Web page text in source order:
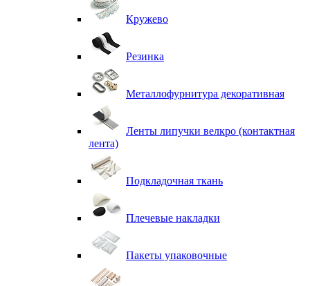
Кружево
Резинка
Металлофурнитура декоративная
Ленты липучки велкро (контактная
лента)
Подкладочная ткань
Плечевые накладки
Пакеты упаковочные